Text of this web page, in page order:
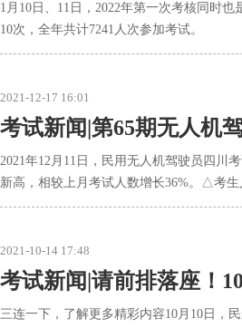
1月10日、11日，2022年第一次考核同时
10次，全年共计7241人次参加考试。
2021-12-17 16:01
考试新闻|第65期无人机
2021年12月11日，民用无人机驾驶员四川
新高，相较上月考试人数增长36%。△考
2021-10-14 17:48
考试新闻|请前排落座！
三连一下，了解更多精彩内容10月10日，